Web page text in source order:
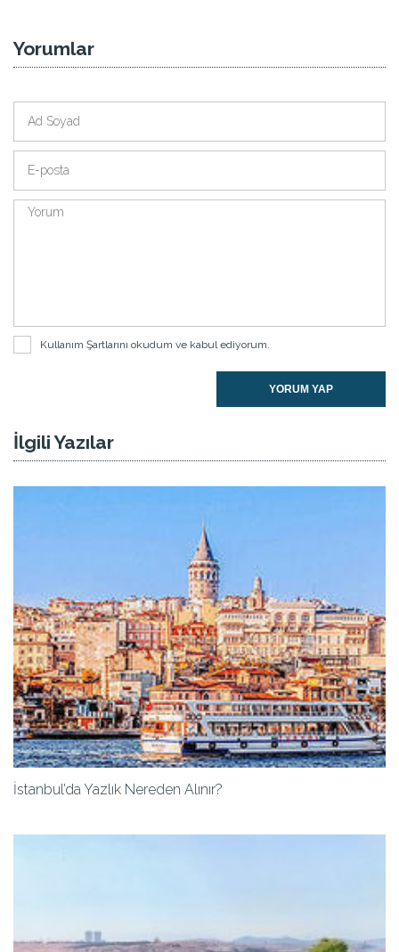
Yorumlar
Kullanım Şartlarını okudum ve kabul ediyorum.
YORUM YAP
İlgili Yazılar
İstanbul’da Yazlık Nereden Alınır?